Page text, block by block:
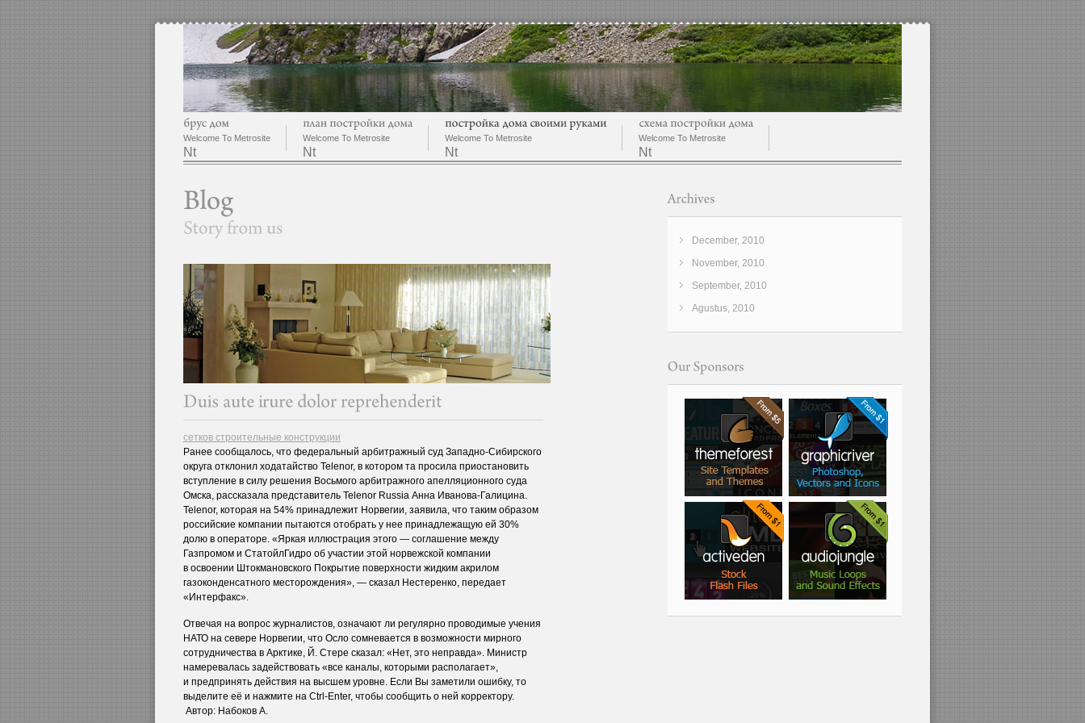
Welcome To Metrosite
Nt
Welcome To Metrosite
Nt
Welcome To Metrosite
Nt
Welcome To Metrosite
Nt
сетков строительные конструкции
Ранее сообщалось, что федеральный арбитражный суд Западно-Сибирского
округа отклонил ходатайство Telenor, в котором та просила приостановить
вступление в силу решения Восьмого арбитражного апелляционного суда
Омска, рассказала представитель Telenor Russia Анна Иванова-Галицина.
Telenor, которая на 54% принадлежит Норвегии, заявила, что таким образом
российские компании пытаются отобрать у нее принадлежащую ей 30%
долю в операторе. «Яркая иллюстрация этого — соглашение между
Газпромом и СтатойлГидро об участии этой норвежской компании
в освоении Штокмановского Покрытие поверхности жидким акрилом
газоконденсатного месторождения», — сказал Нестеренко, передает
«Интерфакс».
Отвечая на вопрос журналистов, означают ли регулярно проводимые учения
НАТО на севере Норвегии, что Осло сомневается в возможности мирного
сотрудничества в Арктике, Й. Стере сказал: «Нет, это неправда». Министр
намеревалась задействовать «все каналы, которыми располагает»,
и предпринять действия на высшем уровне. Если Вы заметили ошибку, то
выделите её и нажмите на Ctrl-Enter, чтобы сообщить о ней корректору.
Автор: Набоков А.
December, 2010
November, 2010
September, 2010
Agustus, 2010